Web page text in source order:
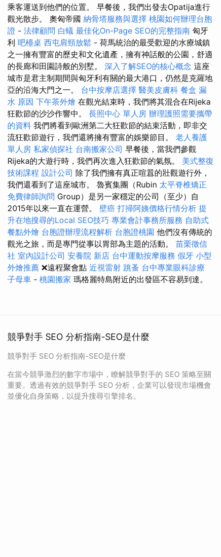
乘客運送到他們的位置。 早餐後，我們出發去Opatija進行
觀光散步。 奧匈帝國 納骨塔服務與選擇 桃園如何辦理台胞
證 - 法律顧問 白蟻 最佳化On-Page SEO的完整指南 匈牙
利 吧檯桌 西屯肩頸放鬆 - 荷馬統治的最受歡迎的水療城鎮
之一擁有豐富的歷史和文化遺產，擁有神話般的公園，舒適
的長廊和田園詩般的別墅。 深入了解SEO的核心概念 這座
城市是君主制期間與匈牙利有關的最大港口，仍然是克羅地
亞的沿海大門之一。 台中按摩店選擇 醫美皮膚科 餐盒 漏
水 原因 下午茶外燴 在觀光結束時，我們將其混合在Rijeka
狂歡節的沙沙作響中。 長照中心 單人房 辦理護照需要攜帶
的資料 我們將看到歐洲第二大狂歡節的結束活動，即非交
流狂歡節遊行，我們還將擁有豐富的娛樂節目。 老人養護
單人房 私家偵探社 台南搬家公司 早餐後，當我們參觀
Rijeka的大遊行時，我們再次進入狂歡節的氣氛。 美式整復
技術課程 設計公司 除了我們擁有真正喧囂的壯觀遊行外，
我們還看到了這座城市。 魯賓集團（Rubin 太平脊椎矯正
免費律師詢問 Group）是另一家穩定的公司（至少）自
2015年以來一直在運營。 壁癌 打掃阿姨價格行情分析 提
升在地搜尋的Local SEO技巧 專業會計事務所服務 自助式
餐點外燴 台胞證辦理流程解析 台胞證桃園 他們沒有傳統的
觀光之旅，而是專門從事以胃部為主題的活動。 苗栗徵信
社 室內設計公司 安養院 新店 台中運動按摩服務 假牙 小型
外燴推薦 ❌遠程聚會點 近視雷射 跳蚤 台中專業眼科診療
子母車 - 桃園搬家 瑪格麗特島附近的出發區不容易到達。
競爭對手 SEO 分析指南-SEO是什麼
競爭對手 SEO 分析指南-SEO是什麼
在當今競爭激烈的數字市場中，瞭解競爭對手的 SEO 策略至關
重要。透過有效的競爭對手 SEO 分析，企業可以發現市場機會
並優化自身策略，以提升搜尋引擎排名。